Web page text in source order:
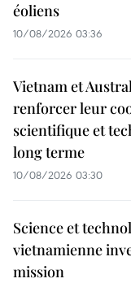
éoliens
10/08/2026 03:36
Vietnam et
renforcer leur
scientifique et
long terme
10/08/2026 03:30
Science et
vietnamienne
mission